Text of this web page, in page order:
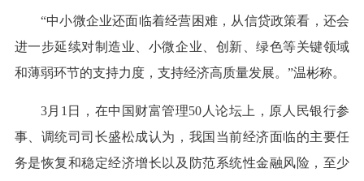
“中小微企业还面临着经营困难，从信贷政策看，还会
进一步延续对制造业、小微企业、创新、绿色等关键领域
和薄弱环节的支持力度，支持经济高质量发展。”温彬称。
3月1日，在中国财富管理50人论坛上，原人民银行参
事、调统司司长盛松成认为，我国当前经济面临的主要任
务是恢复和稳定经济增长以及防范系统性金融风险，至少